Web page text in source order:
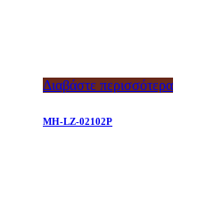
Διαβάστε περισσότερα
MH-LZ-02102P